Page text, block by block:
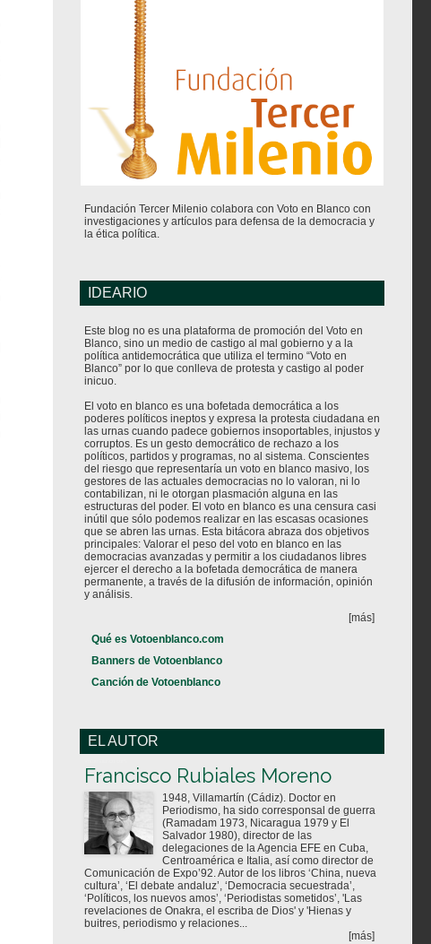
Fundación Tercer Milenio colabora con Voto en Blanco con
investigaciones y artículos para defensa de la democracia y
la ética política.
IDEARIO
Este blog no es una plataforma de promoción del Voto en
Blanco, sino un medio de castigo al mal gobierno y a la
política antidemocrática que utiliza el termino “Voto en
Blanco” por lo que conlleva de protesta y castigo al poder
inicuo.
El voto en blanco es una bofetada democrática a los
poderes políticos ineptos y expresa la protesta ciudadana en
las urnas cuando padece gobiernos insoportables, injustos y
corruptos. Es un gesto democrático de rechazo a los
políticos, partidos y programas, no al sistema. Conscientes
del riesgo que representaría un voto en blanco masivo, los
gestores de las actuales democracias no lo valoran, ni lo
contabilizan, ni le otorgan plasmación alguna en las
estructuras del poder. El voto en blanco es una censura casi
inútil que sólo podemos realizar en las escasas ocasiones
que se abren las urnas. Esta bitácora abraza dos objetivos
principales: Valorar el peso del voto en blanco en las
democracias avanzadas y permitir a los ciudadanos libres
ejercer el derecho a la bofetada democrática de manera
permanente, a través de la difusión de información, opinión
y análisis.
[más]
Qué es Votoenblanco.com
Banners de Votoenblanco
Canción de Votoenblanco
EL AUTOR
Francisco Rubiales Moreno
1948, Villamartín (Cádiz). Doctor en
Periodismo, ha sido corresponsal de guerra
(Ramadam 1973, Nicaragua 1979 y El
Salvador 1980), director de las
delegaciones de la Agencia EFE en Cuba,
Centroamérica e Italia, así como director de
Comunicación de Expo’92. Autor de los libros ‘China, nueva
cultura’, ‘El debate andaluz’, ‘Democracia secuestrada’,
‘Políticos, los nuevos amos’, ‘Periodistas sometidos’, 'Las
revelaciones de Onakra, el escriba de Dios' y 'Hienas y
buitres, periodismo y relaciones...
[más]